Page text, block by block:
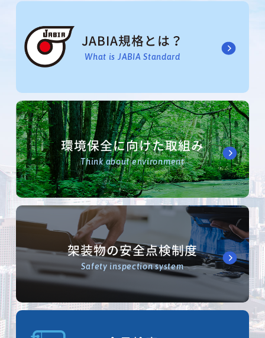
JABIA規格とは？
What is JABIA Standard
環境保全に向けた取組み
Think about environment
架装物の安全点検制度
Safety inspection system